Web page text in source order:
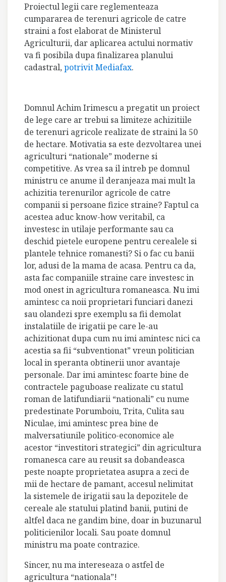
Proiectul legii care reglementeaza
cumpararea de terenuri agricole de catre
straini a fost elaborat de Ministerul
Agriculturii, dar aplicarea actului normativ
va fi posibila dupa finalizarea planului
cadastral,potrivit Mediafax.
Domnul Achim Irimescu a pregatit un proiect
de lege care ar trebui sa limiteze achizitiile
de terenuri agricole realizate de straini la 50
de hectare. Motivatia sa este dezvoltarea unei
agriculturi “nationale” moderne si
competitive. As vrea sa il intreb pe domnul
ministru ce anume il deranjeaza mai mult la
achizitia terenurilor agricole de catre
companii si persoane fizice straine? Faptul ca
acestea aduc know-how veritabil, ca
investesc in utilaje performante sau ca
deschid pietele europene pentru cerealele si
plantele tehnice romanesti? Si o fac cu banii
lor, adusi de la mama de acasa. Pentru ca da,
asta fac companiile straine care investesc in
mod onest in agricultura romaneasca. Nu imi
amintesc ca noii proprietari funciari danezi
sau olandezi spre exemplu sa fii demolat
instalatiile de irigatii pe care le-au
achizitionat dupa cum nu imi amintesc nici ca
acestia sa fii “subventionat” vreun politician
local in speranta obtinerii unor avantaje
personale. Dar imi amintesc foarte bine de
contractele paguboase realizate cu statul
roman de latifundiarii “nationali” cu nume
predestinate Porumboiu, Trita, Culita sau
Niculae, imi amintesc prea bine de
malversatiunile politico-economice ale
acestor “investitori strategici” din agricultura
romanesca care au reusit sa dobandeasca
peste noapte proprietatea asupra a zeci de
mii de hectare de pamant, accesul nelimitat
la sistemele de irigatii sau la depozitele de
cereale ale statului platind banii, putini de
altfel daca ne gandim bine, doar in buzunarul
politicienilor locali. Sau poate domnul
ministru ma poate contrazice.
Sincer, nu ma intereseaza o astfel de
agricultura “nationala”!